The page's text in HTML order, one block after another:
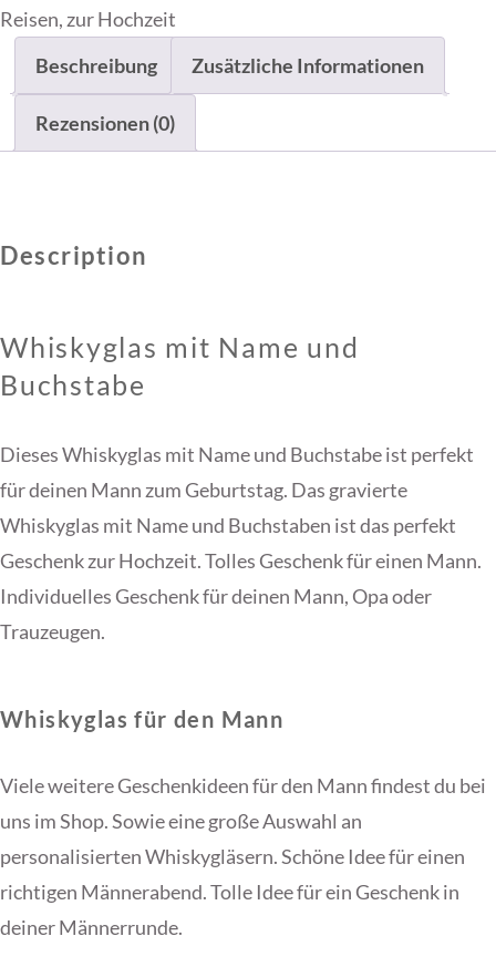
Reisen, zur Hochzeit
Beschreibung
Zusätzliche Informationen
Rezensionen (0)
Description
Whiskyglas mit Name und
Buchstabe
Dieses Whiskyglas mit Name und Buchstabe ist perfekt
für deinen Mann zum Geburtstag. Das gravierte
Whiskyglas mit Name und Buchstaben ist das perfekt
Geschenk zur Hochzeit. Tolles Geschenk für einen Mann.
Individuelles Geschenk für deinen Mann, Opa oder
Trauzeugen.
Whiskyglas für den Mann
Viele weitere Geschenkideen für den Mann findest du bei
uns im Shop. Sowie eine große Auswahl an
personalisierten Whiskygläsern. Schöne Idee für einen
richtigen Männerabend. Tolle Idee für ein Geschenk in
deiner Männerrunde.